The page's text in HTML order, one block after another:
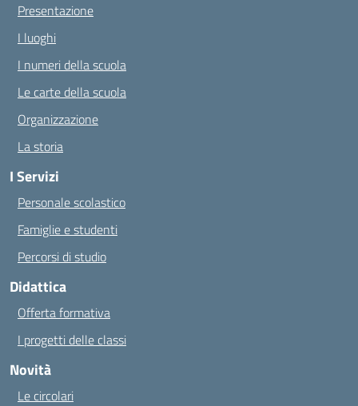
Presentazione
I luoghi
I numeri della scuola
Le carte della scuola
Organizzazione
La storia
I Servizi
Personale scolastico
Famiglie e studenti
Percorsi di studio
Didattica
Offerta formativa
I progetti delle classi
Novità
Le circolari